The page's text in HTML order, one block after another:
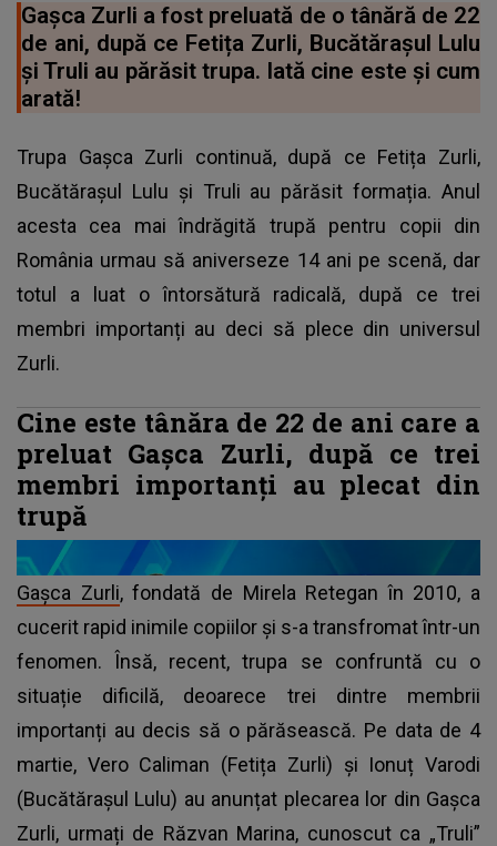
Gașca Zurli a fost preluată de o tânără de 22
de ani, după ce Fetița Zurli, Bucătărașul Lulu
și Truli au părăsit trupa. Iată cine este și cum
arată!
Trupa Gașca Zurli continuă, după ce Fetița Zurli,
Bucătărașul Lulu și Truli au părăsit formația. Anul
acesta cea mai îndrăgită trupă pentru copii din
România urmau să aniverseze 14 ani pe scenă, dar
totul a luat o întorsătură radicală, după ce trei
membri importanți au deci să plece din universul
Zurli.
Cine este tânăra de 22 de ani care a
preluat Gașca Zurli, după ce trei
membri importanți au plecat din
trupă
Gașca Zurli, fondată de Mirela Retegan în 2010, a
cucerit rapid inimile copiilor și s-a transfromat într-un
fenomen. Însă, recent, trupa se confruntă cu o
situație dificilă, deoarece trei dintre membrii
importanți au decis să o părăsească. Pe data de 4
martie, Vero Caliman (Fetița Zurli) și Ionuț Varodi
(Bucătărașul Lulu) au anunțat plecarea lor din Gașca
Zurli, urmați de Răzvan Marina, cunoscut ca „Truli”